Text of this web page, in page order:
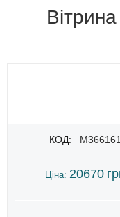
КОД: M366161
Ціна: 20670